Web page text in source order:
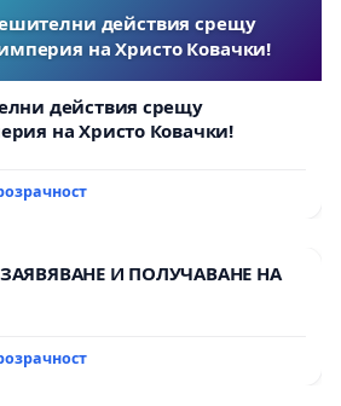
действия срещу
на Христо Ковачки!
действия срещу
на Христо Ковачки!
И ПОЛУЧАВАНЕ НА